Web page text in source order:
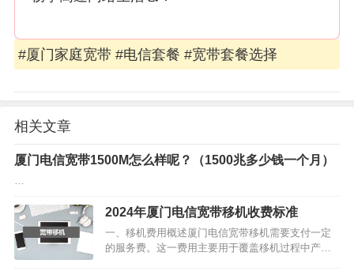
#厦门家庭宽带 #电信套餐 #宽带套餐选择
相关文章
厦门电信宽带1500M怎么样呢？（1500兆多少钱一个月）
…
2024年厦门电信宽带移机收费标准
一、移机费用概述厦门电信宽带移机需要支付一定
的服务费。这一费用主要用于覆盖移机过程中产生